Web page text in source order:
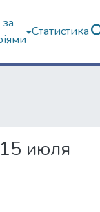
Статистика
июля